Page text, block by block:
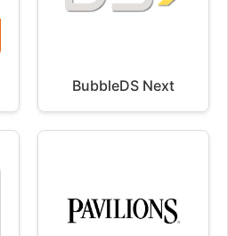
BubbleDS Next